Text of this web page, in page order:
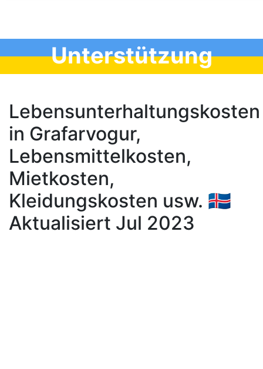
Unterstützung
Lebensunterhaltungskosten
in Grafarvogur,
Lebensmittelkosten,
Mietkosten,
Kleidungskosten usw. 🇮🇸
Aktualisiert Jul 2023